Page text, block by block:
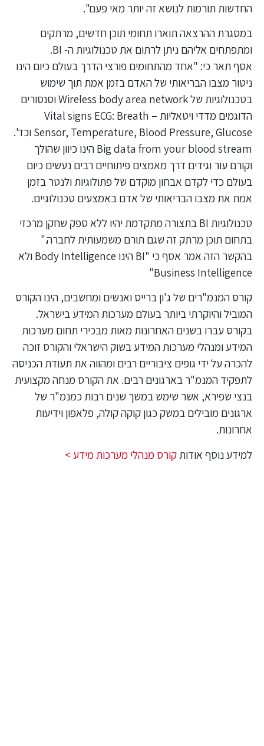
החדשות תורמות לנושא זה יותר מאי פעם".
במסגרת ההרצאה תוארו תחומי תוכן חדשים, מרתקים
ומתפתחים אליהם ניתן לרתום את טכנולוגיות ה- BI.
אסף תאר כי: "אחד מהתחומים פורצי הדרך בעולם כיום הינו
ניטור מצבו הבריאותי של האדם בזמן אמת תוך שימוש
בטכנולוגיות של Wireless body area network וסנסורים
הדוגמים מדדי ויטאליות – Vital signs ECG: Breath
Sensor, Temperature, Blood Pressure, Glucose וכד'.
Big data from your blood stream הינו כיוון שהולך
וקורם עור וגידים דרך מאמצים פיתוחיים רבים נעשים כיום
בעולם כדי לקדם אבחון מוקדם של פתולוגיות ולנטר בזמן
אמת את מצבו הבריאותי של אדם באמצעים טכנולוגיים.
טכנולוגיות BI בתצורה מתקדמת יהיו ללא ספק שחקן מרכזי
בתחום תוכן מרתק זה שגם תורם משמעותית לחברה."
בהקשר הזה אמר אסף כי "BI הינו Body Intelligence ולא
Business Intelligence"
קורס המנמ"רים של ג'ון ברייס ואנשים ומחשבים, הינו הקורס
המוביל והיוקרתי ביותר בעולם מערכות המידע בישראל.
בקורס עברו בשנים האחרונות מאות מבכירי תחום מערכות
המידע ומנהלי מערכות המידע בשוק הישראלי והקורס זוכה
להכרה על ידי גופים ציבוריים רבים ומהווה את תעודת הכניסה
לתפקיד המנמ"ר בארגונים רבים. את הקורס מנחה מקצועית
בנצי שפירא, אשר שימש במשך שנים רבות כמנמ"ר של
ארגונים מובילים במשק כגון קוקה קולה, פלאפון וידיעות
אחרונות.
למידע נוסף אודות קורס מנהלי מערכות מידע >